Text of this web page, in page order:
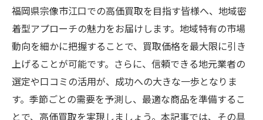
福岡県宗像市江口での高価買取を目指す皆様へ、地域密
着型アプローチの魅力をお届けします。地域特有の市場
動向を細かに把握することで、買取価格を最大限に引き
上げることが可能です。さらに、信頼できる地元業者の
選定や口コミの活用が、成功への大きな一歩となりま
す。季節ごとの需要を予測し、最適な商品を準備するこ
とで、高価買取を実現しましょう。本記事では、その具